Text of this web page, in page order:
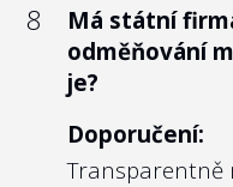
8
Má státní
odměňování
je?
Doporučení:
Transparentně